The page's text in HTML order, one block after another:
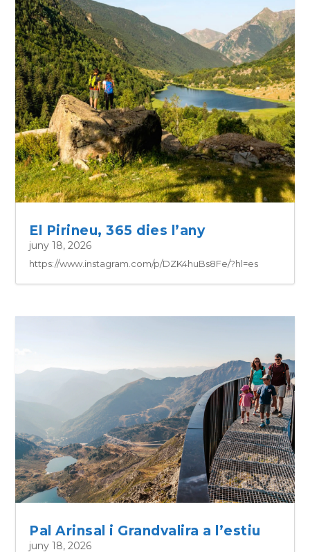
El Pirineu, 365 dies l’any
juny 18, 2026
https://www.instagram.com/p/DZK4huBs8Fe/?hl=es
Pal Arinsal i Grandvalira a l’estiu
juny 18, 2026